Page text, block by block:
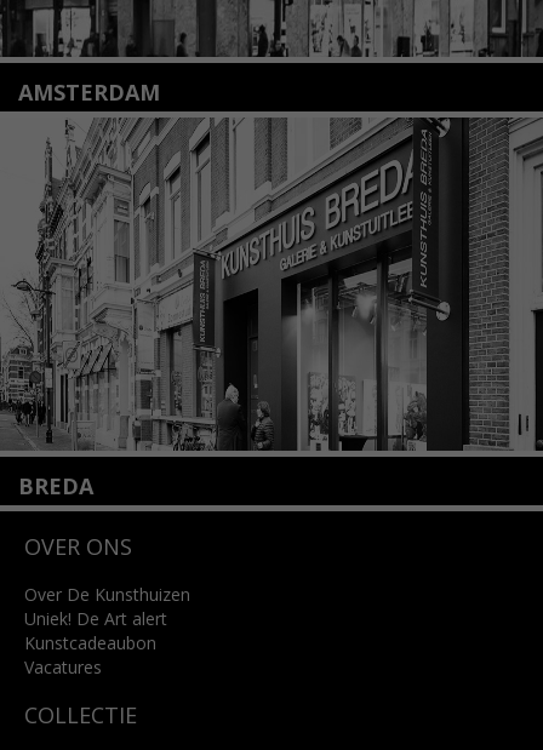
AMSTERDAM
Amstelveenseweg 135
1075 VX Amsterdam
+31 (0)20 2332546
info@kunsthuisamsterdam.nl
Lees meer
BREDA
4818 SB Breda
info@kunsthuisbreda.nl
Lees meer
OVER ONS
Over De Kunsthuizen
Uniek! De Art alert
Kunstcadeaubon
Vacatures
COLLECTIE